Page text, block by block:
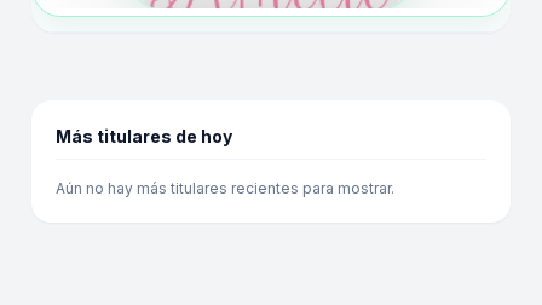
Más titulares de hoy
Aún no hay más titulares recientes para mostrar.